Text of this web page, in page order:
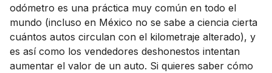
odómetro es una práctica muy común en todo el
mundo (incluso en México no se sabe a ciencia cierta
cuántos autos circulan con el kilometraje alterado), y
es así como los vendedores deshonestos intentan
aumentar el valor de un auto. Si quieres saber cómo